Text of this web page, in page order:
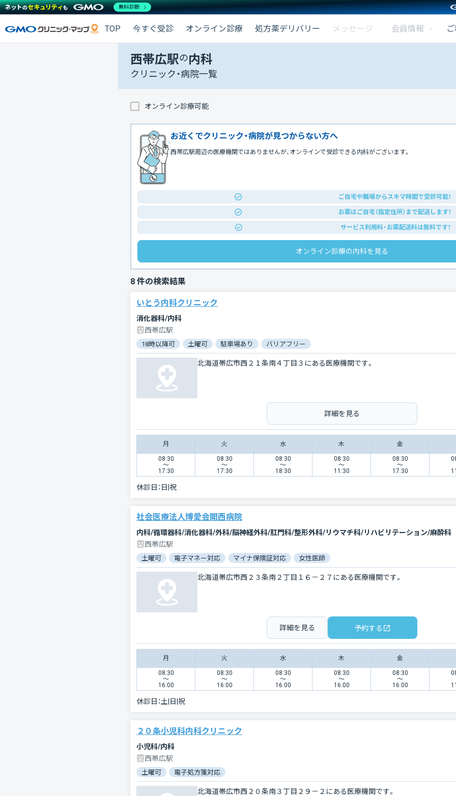
TOP 今すぐ受診 オンライン診療 処方薬デリバリー メッセージ 会員情報
西帯広駅の内科
クリニック・病院一覧
オンライン診療可能
お近くでクリニック・病院が見つからない方へ
西帯広駅周辺の医療機関ではありませんが、オンラインで受診できる内科がございます。
ご自宅や職場からスキマ時間で受診可能！
お薬はご自宅（指定住所）まで配送します！
サービス利用料・お薬配送料は無料です！
オンライン診療の内科を見る
8 件の検索結果
いとう内科クリニック
消化器科/内科
西帯広駅
18時以降可 土曜可 駐車場あり バリアフリー
北海道帯広市西２１条南４丁目３にある医療機関です。
詳細を見る
月 火 水 木 金
08:30
〜
17:30
08:30
〜
17:30
08:30
〜
18:30
08:30
〜
11:30
08:30
〜
17:30
休診日： 日|祝
社会医療法人博愛会開西病院
内科/循環器科/消化器科/外科/脳神経外科/肛門科/整形外科/リウマチ科/リハビリテーション/麻酔科
西帯広駅
土曜可 電子マネー対応 マイナ保険証対応 女性医師
北海道帯広市西２３条南２丁目１６－２７にある医療機関です。
詳細を見る 予約する
月 火 水 木 金
08:30
〜
16:00
08:30
〜
16:00
08:30
〜
16:00
08:30
〜
16:00
08:30
〜
16:00
休診日：土|日|祝
２０条小児科内科クリニック
小児科/内科
西帯広駅
土曜可 電子処方箋対応
北海道帯広市西２０条南３丁目２９－２にある医療機関です。
無料診断